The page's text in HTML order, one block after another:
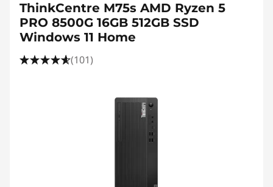
ThinkCentre M75s AMD Ryzen 5
PRO 8500G 16GB 512GB SSD
Windows 11 Home
(101)